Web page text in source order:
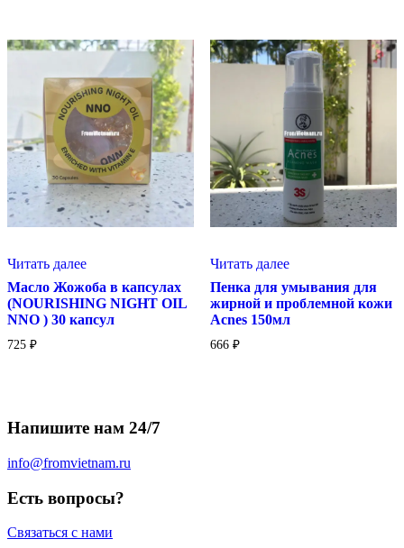
Читать далее
Масло Жожоба в капсулах
(NOURISHING NIGHT OIL
NNO ) 30 капсул
725 ₽
Читать далее
Пенка для умывания для
жирной и проблемной кожи
Acnes 150мл
666 ₽
Напишите нам 24/7
info@fromvietnam.ru
Есть вопросы?
Связаться с нами